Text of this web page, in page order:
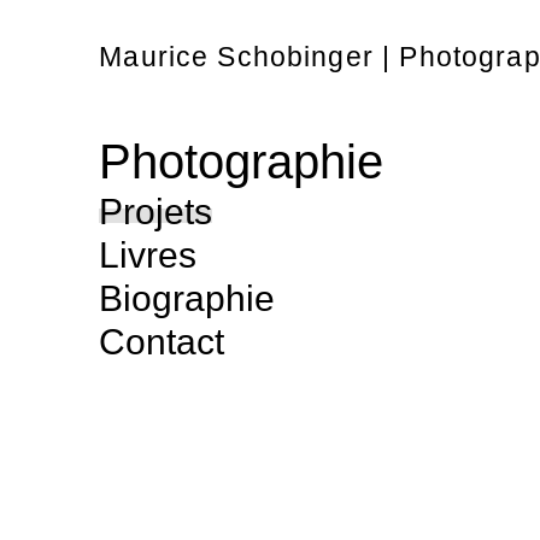
Maurice Schobinger |
Photographie
Projets
Livres
Biographie
Contact